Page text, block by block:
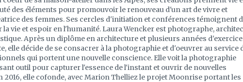
des éléments pour promouvoir le renouveau d'un art de vivre et
des femmes. Ses cercles d'initiation et conférences témoignent
vie et espoir en l'humanité. Laura Wencker est photographe,
Après un diplôme en architecture et plusieurs années
elle décide de se consacrer à la photographie et d'oeuvrer au service
qui portent une nouvelle conscience. Elle voit la photographie
outil pour capturer l'essence de l'instant et ouvrir de nouvelles
2016, elle cofonde, avec Marion Thelliez le projet Moonrise portant les